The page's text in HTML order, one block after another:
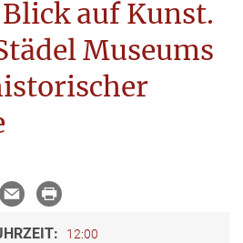
auf Kunst.
Museums
12:00